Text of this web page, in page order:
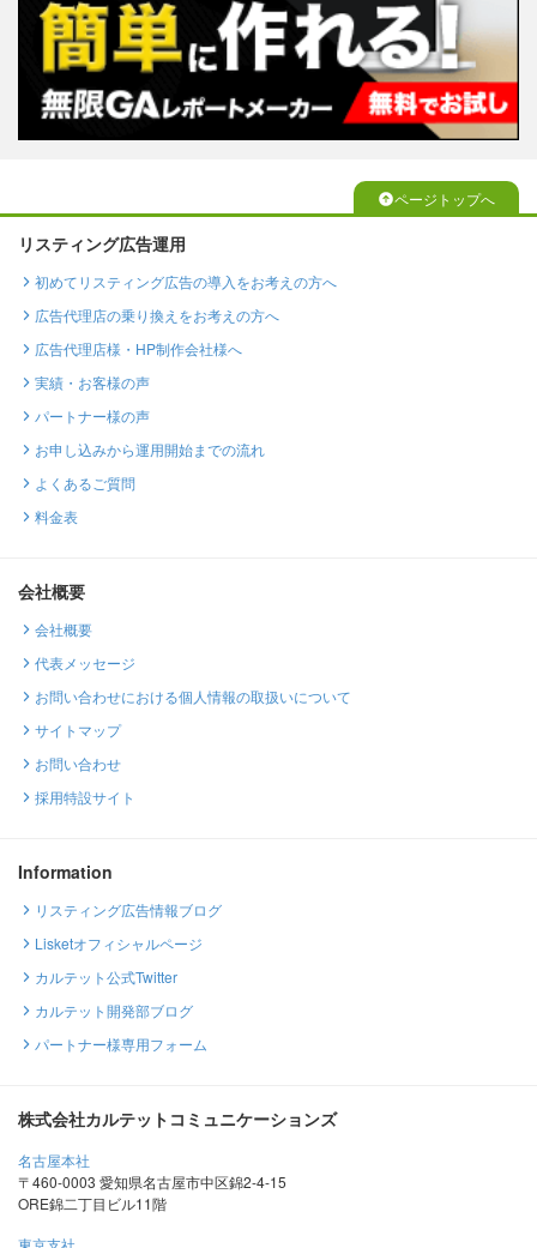
ページトップへ
リスティング広告運用
初めてリスティング広告の導入をお考えの方へ
広告代理店の乗り換えをお考えの方へ
広告代理店様・HP制作会社様へ
実績・お客様の声
パートナー様の声
お申し込みから運用開始までの流れ
よくあるご質問
料金表
会社概要
会社概要
代表メッセージ
お問い合わせにおける個人情報の取扱いについて
サイトマップ
お問い合わせ
採用特設サイト
Information
リスティング広告情報ブログ
Lisketオフィシャルページ
カルテット公式Twitter
カルテット開発部ブログ
パートナー様専用フォーム
株式会社カルテットコミュニケーションズ
名古屋本社
〒460-0003 愛知県名古屋市中区錦2-4-15
ORE錦二丁目ビル11階